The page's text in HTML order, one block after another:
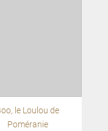
le Loulou de
Poméranie